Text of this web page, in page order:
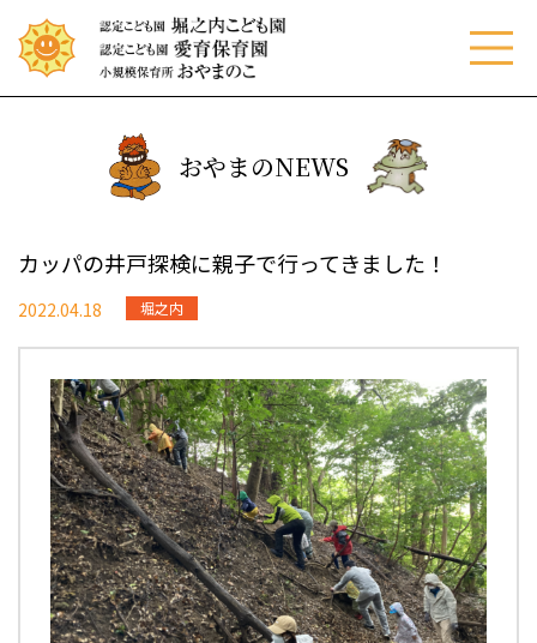
おやまのNEWS
カッパの井戸探検に親子で行ってきました！
2022.04.18 堀之内